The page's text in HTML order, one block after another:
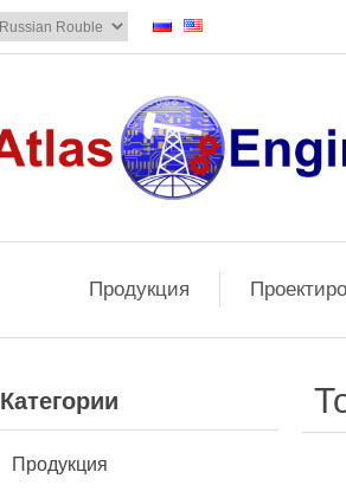
Продукция
Категории
Продукция